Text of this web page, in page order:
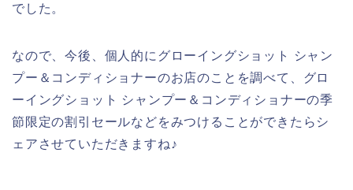
でした。
なので、今後、個人的にグローイングショット シャン
プー＆コンディショナーのお店のことを調べて、グロ
ーイングショット シャンプー＆コンディショナーの季
節限定の割引セールなどをみつけることができたらシ
ェアさせていただきますね♪